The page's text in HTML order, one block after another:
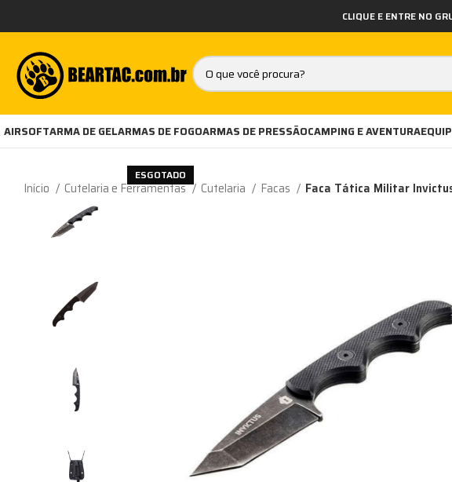
CLIQUE E ENTRE NO
AIRSOFTARMA DE GELARMAS DE FOGOARMAS DE PRESSÃOCAMPING E AVENTURA
Início Cutelaria e Ferramentas Cutelaria Facas Faca Tática Militar
ESGOTADO